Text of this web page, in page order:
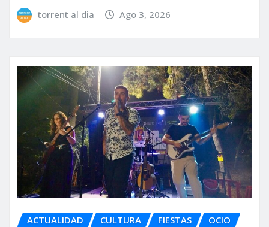
torrent al dia Ago 3, 2026
ACTUALIDAD CULTURA FIESTAS OCIO